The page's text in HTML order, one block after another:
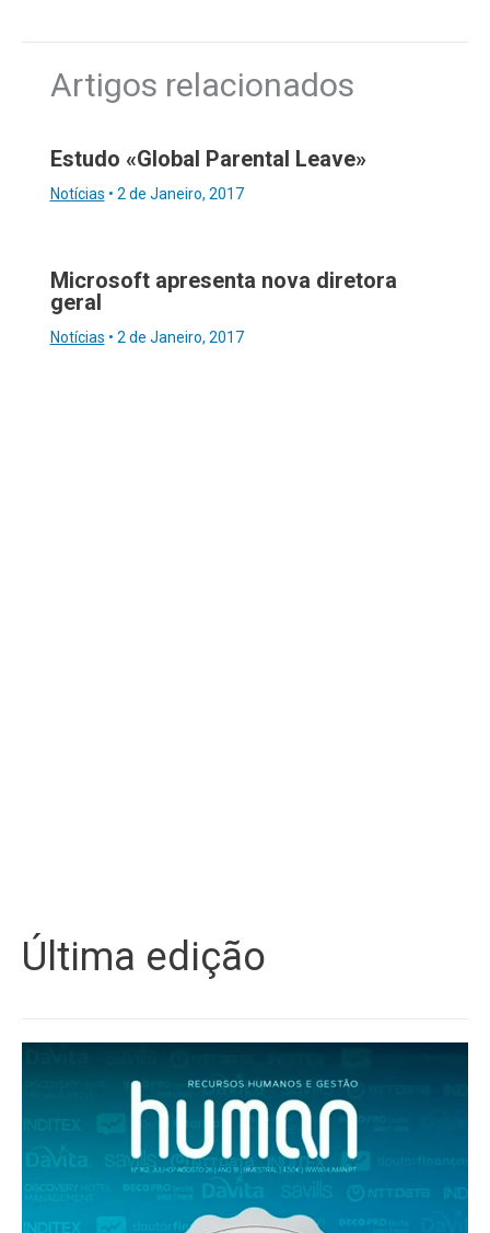
Artigos relacionados
Estudo «Global Parental Leave»
Notícias • 2 de Janeiro, 2017
Microsoft apresenta nova diretora
geral
Notícias • 2 de Janeiro, 2017
Última edição